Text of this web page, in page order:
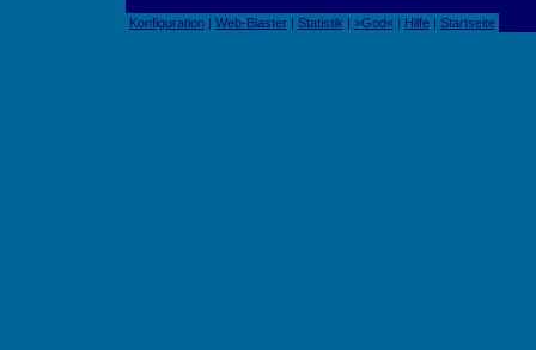
Konfiguration| Web-Blaster| Statistik | »God«| Hilfe| Startseite